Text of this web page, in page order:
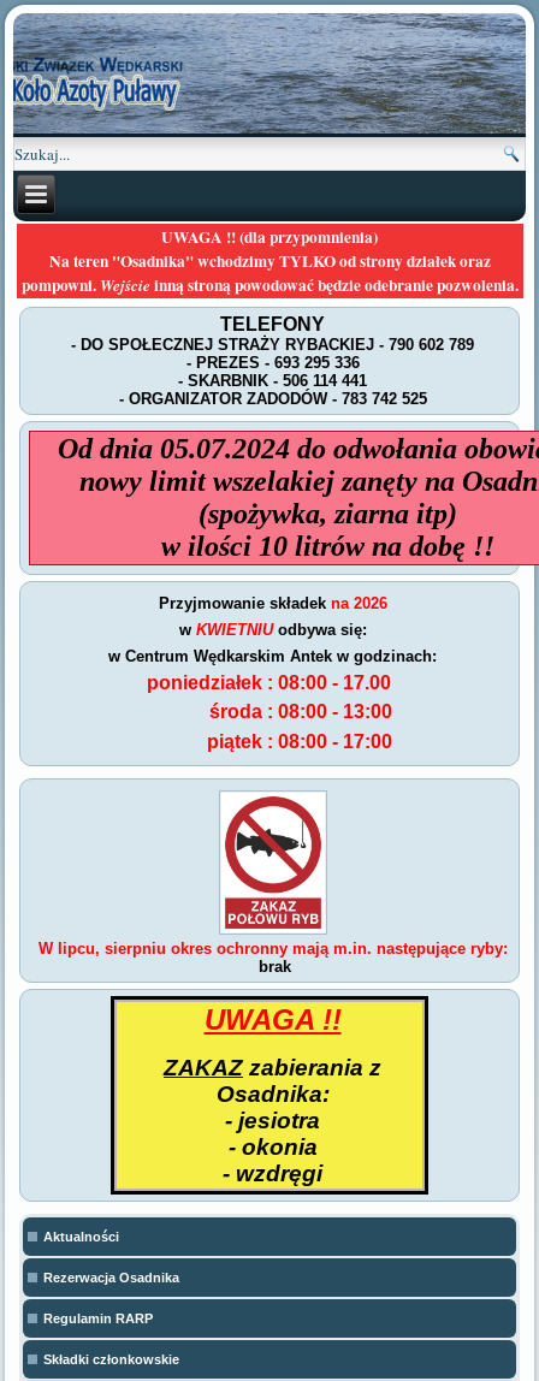
UWAGA !! (dla przypomnienia)
Na teren "Osadnika" wchodzimy TYLKO od strony działek oraz
pompowni. Wejścieinną stroną powodować będzie odebranie pozwolenia.
TELEFONY
- DO SPOŁECZNEJ STRAŻY RYBACKIEJ - 790 602 789
- PREZES - 693 295 336
- SKARBNIK - 506 114 441
- ORGANIZATOR ZADODÓW - 783 742 525
Od dnia 05.07.2024 do odwołania
nowy limit wszelakiej zanęty na
(spożywka, ziarna itp)
w ilości 10 litrów na dobę !!
Przyjmowanie składek na 2026
w KWIETNIUodbywa się:
w Centrum Wędkarskim Antek w godzinach:
poniedziałek : 08:00 - 17.00
środa : 08:00 - 13:00
piątek : 08:00 - 17:00
W lipcu, sierpniu okres ochronny mają m.in. następujące ryby:
brak
UWAGA !!
ZAKAZzabierania z
Osadnika:
- jesiotra
- okonia
- wzdręgi
Aktualności
Rezerwacja Osadnika
Regulamin RARP
Składki członkowskie